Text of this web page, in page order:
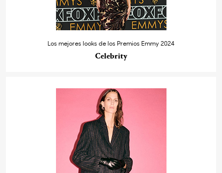
Los mejores looks de los Premios Emmy 2024
Celebrity